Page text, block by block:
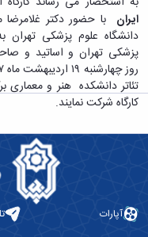
و
معرفی
برنامه
راهبردی
دانشگاه
نقشه
دانشگاه
ساختار
ریاست
کارشناسی
تحصیلات
تکمیلی
پسا
دکترا
استعدادهای
درخشان
حمایت‌های
فناوری و
کارآفرینی
دفتر
ارتباط
با
صنعت
پردیس
و
و فناوری
پژوهشکده
دانشکده‌ها
پردیس
اصلی
مهندسی
کشاورزی
شیمی
و
نفت
معماری
رفاهی
رفاهی
پرسنل
اداره
رفاه
کارکنان
دانشگاه
دانشجویان
اعضای
هیأت
علمی
کارکنان
دانشجویان
التحصیلان
علمی
بسنا
پیشخوان
شناسی - دانشگاه
ایران با حضور دکتر
دانشگاه علوم پزشکی تهران به
پزشکی تهران و اساتید و
تئاتر دانشکده هنر و معماری
کارگاه شرکت نمایند.
آپارات